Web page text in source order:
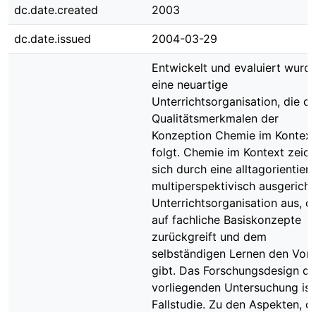
dc.date.created 2003
dc.date.issued 2004-03-29
Entwickelt und evaluiert
eine neuartige
Unterrichtsorganisation, die
Qualitätsmerkmalen der
Konzeption Chemie im Kontext
folgt. Chemie im Kontext
sich durch eine
multiperspektivisch
Unterrichtsorganisation aus,
auf fachliche Basiskonzepte
zurückgreift und dem
selbständigen Lernen den
gibt. Das Forschungsdesign
vorliegenden Untersuchung
Fallstudie. Zu den Aspekten,